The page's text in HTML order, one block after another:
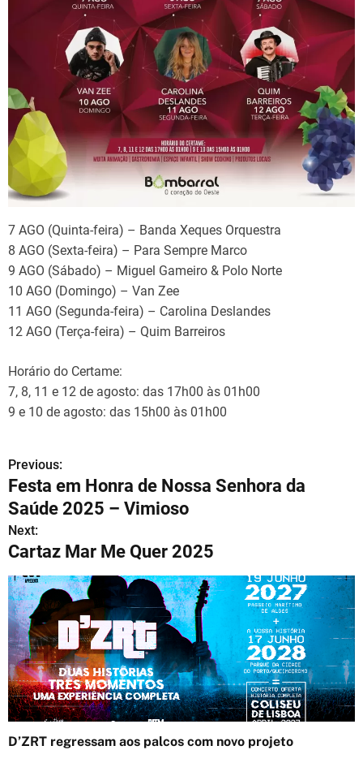
7 AGO (Quinta-feira) – Banda Xeques Orquestra
8 AGO (Sexta-feira) – Para Sempre Marco
9 AGO (Sábado) – Miguel Gameiro & Polo Norte
10 AGO (Domingo) – Van Zee
11 AGO (Segunda-feira) – Carolina Deslandes
12 AGO (Terça-feira) – Quim Barreiros
Horário do Certame:
7, 8, 11 e 12 de agosto: das 17h00 às 01h00
9 e 10 de agosto: das 15h00 às 01h00
N
a
v
e
g
a
ç
ã
o
d
Previous:
Festa em Honra de Nossa Senhora da
Saúde 2025 – Vimioso
Next:
Cartaz Mar Me Quer 2025
D’ZRT regressam aos palcos com novo projeto